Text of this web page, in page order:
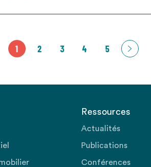
1 2 3 4 5
Ressources
Actualités
Publications
Conférences